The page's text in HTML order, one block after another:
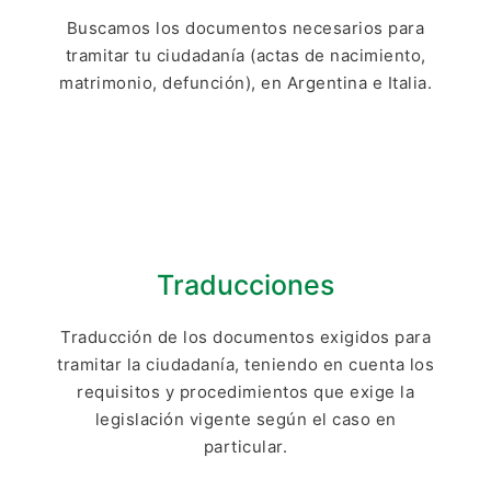
Buscamos los documentos necesarios para
tramitar tu ciudadanía (actas de nacimiento,
matrimonio, defunción), en Argentina e Italia.
Traducciones
Traducción de los documentos exigidos para
tramitar la ciudadanía, teniendo en cuenta los
requisitos y procedimientos que exige la
legislación vigente según el caso en
particular.